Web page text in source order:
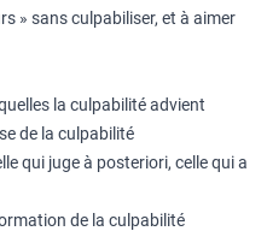
» sans culpabiliser, et à aimer
la culpabilité advient
de la culpabilité
qui juge à posteriori, celle qui a
de la culpabilité